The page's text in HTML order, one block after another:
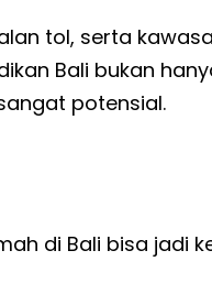
tol, serta
Bali bukan
potensial.
di Bali bisa jadi